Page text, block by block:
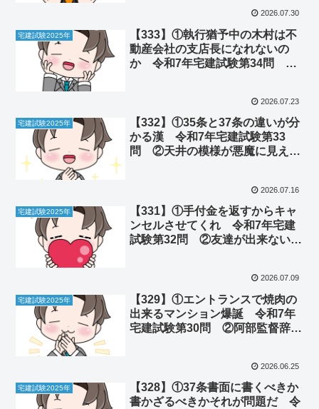
2026.07.30
宅建試験2025年
【333】①執行猶予中の木村は不
動産会社の支店長になれないの
か 令和7年宅建試験第34問 ②
2026.07.23
宅建試験2025年
【332】①35条と37条の違いが分
かる漢 令和7年宅建試験第33
問 ②天井の模様が悪魔に見える
2026.07.16
宅建試験2025年
【331】①手付金を返すからキャ
ンセルさせてくれ 令和7年宅建
試験第32問 ②友達が出来ない理
2026.07.09
宅建試験2025年
【329】①エントランスで焼肉の
出来るマンション爆誕 令和7年
宅建試験第30問 ②阿部監督辞任
2026.06.25
宅建試験2025年
【328】①37条書面に書くべきか
書かざるべきかそれが問題だ 令